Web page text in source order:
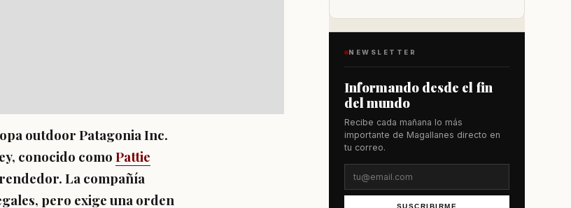
outdoor Patagonia Inc.
conocido comoPattie
La compañía
pero exige una orden
NEWSLETTER
Informando desde el fin
del mundo
Recibe cada mañana lo más
importante de Magallanes directo en
tu correo.
SUSCRIBIRME